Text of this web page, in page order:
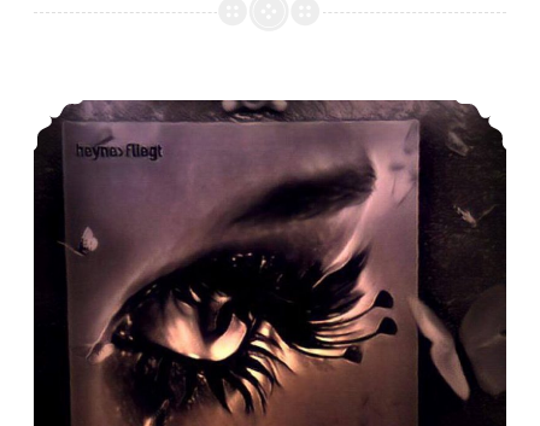
*Rezension* -> Plötzlich Fee – Sommernacht von Julie Kagawa